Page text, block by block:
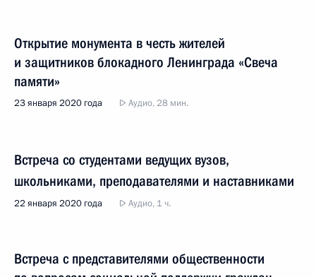
Открытие монумента в честь жителей
и защитников блокадного Ленинграда «Свеча
памяти»
23 января 2020 года Аудио, 28 мин.
Встреча со студентами ведущих вузов,
школьниками, преподавателями и наставниками
22 января 2020 года Аудио, 1 ч.
Встреча с представителями общественности